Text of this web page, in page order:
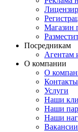
Магазин
Посредникам
Агентам
О компании
О
Контакты
Услуги
Наши
Наши
Наши
Вакансии